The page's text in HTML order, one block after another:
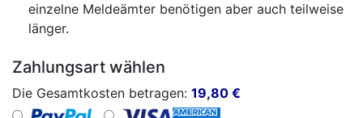
einzelne Meldeämter benötigen aber auch teilweise
länger.
Zahlungsart wählen
Die Gesamtkosten betragen: 19,80 €